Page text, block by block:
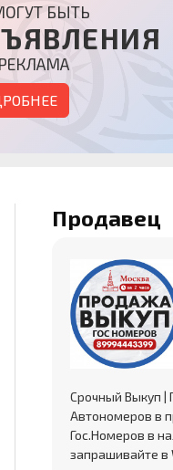
БЫТЬ
Продавец
Срочный Выкуп |
Автономеров в
Гос.Номеров в
запрашивайте в